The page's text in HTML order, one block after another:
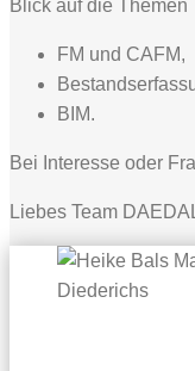
Blick auf die Themen
FM und CAFM,
BIM.
Bei Interesse oder
Liebes Team